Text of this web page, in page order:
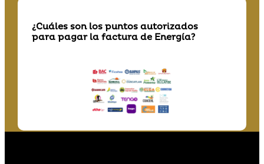
¿Cuáles son los puntos autorizados
para pagar la factura de Energía?